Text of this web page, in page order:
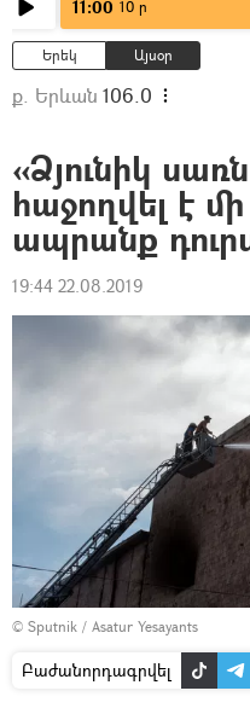
11:00 10 ր
Երեկ Այսօր
ք. Երևան 106.0
«Ձյունիկ
հաջողվել է
ապրանք
19:44 22.08.2019
© Sputnik / Asatur Yesayants
Բաժանորդագրվել